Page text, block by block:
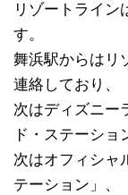
リゾートライン
す。
舞浜駅からはリ
連絡しており、
次はディズニー
ド・ステーショ
次はオフィシャ
テーション」、